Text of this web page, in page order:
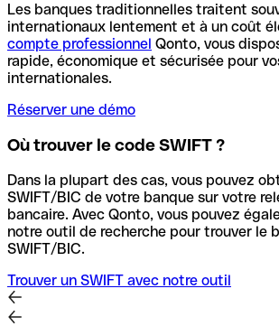
Les banques traditionnelles traitent
internationaux lentement et à un coût
compte professionnel Qonto, vous
rapide, économique et sécurisée pour
internationales.
Réserver une démo
Où trouver le code SWIFT ?
Dans la plupart des cas, vous pouvez
SWIFT/BIC de votre banque sur votre
bancaire. Avec Qonto, vous pouvez
notre outil de recherche pour trouver le
SWIFT/BIC.
Trouver un SWIFT avec notre outil